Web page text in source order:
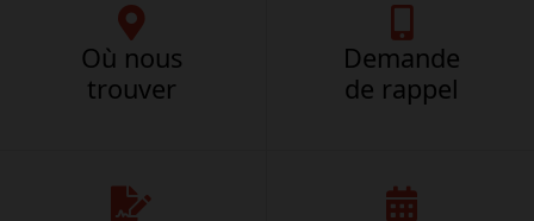
Où nous
trouver
Demande
de rappel